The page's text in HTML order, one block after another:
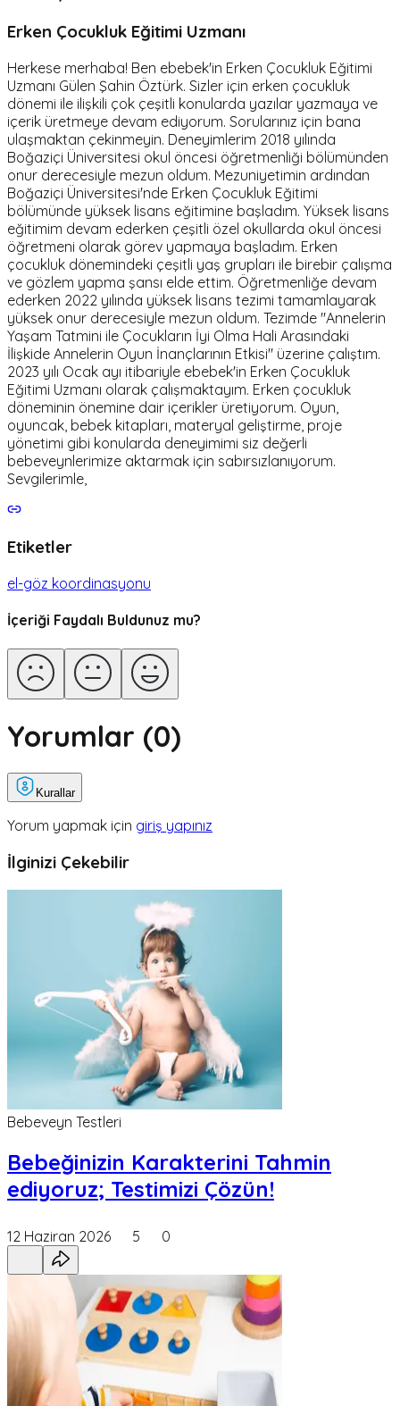
Erken Çocukluk Eğitimi Uzmanı
Herkese merhaba! Ben ebebek'in Erken Çocukluk Eğitimi
Uzmanı Gülen Şahin Öztürk. Sizler için erken çocukluk
dönemi ile ilişkili çok çeşitli konularda yazılar yazmaya ve
içerik üretmeye devam ediyorum. Sorularınız için bana
ulaşmaktan çekinmeyin. Deneyimlerim 2018 yılında
Boğaziçi Üniversitesi okul öncesi öğretmenliği bölümünden
onur derecesiyle mezun oldum. Mezuniyetimin ardından
Boğaziçi Üniversitesi'nde Erken Çocukluk Eğitimi
bölümünde yüksek lisans eğitimine başladım. Yüksek lisans
eğitimim devam ederken çeşitli özel okullarda okul öncesi
öğretmeni olarak görev yapmaya başladım. Erken
çocukluk dönemindeki çeşitli yaş grupları ile birebir çalışma
ve gözlem yapma şansı elde ettim. Öğretmenliğe devam
ederken 2022 yılında yüksek lisans tezimi tamamlayarak
yüksek onur derecesiyle mezun oldum. Tezimde "Annelerin
Yaşam Tatmini ile Çocukların İyi Olma Hali Arasındaki
İlişkide Annelerin Oyun İnançlarının Etkisi" üzerine çalıştım.
2023 yılı Ocak ayı itibariyle ebebek'in Erken Çocukluk
Eğitimi Uzmanı olarak çalışmaktayım. Erken çocukluk
döneminin önemine dair içerikler üretiyorum. Oyun,
oyuncak, bebek kitapları, materyal geliştirme, proje
yönetimi gibi konularda deneyimimi siz değerli
bebeveynlerimize aktarmak için sabırsızlanıyorum.
Sevgilerimle,
Etiketler
el-göz koordinasyonu
İçeriği Faydalı Buldunuz mu?
Yorumlar (0)
Kurallar
Yorum yapmak için giriş yapınız
İlginizi Çekebilir
Bebeveyn Testleri
Bebeğinizin Karakterini Tahmin
ediyoruz; Testimizi Çözün!
12 Haziran 2026 5 0